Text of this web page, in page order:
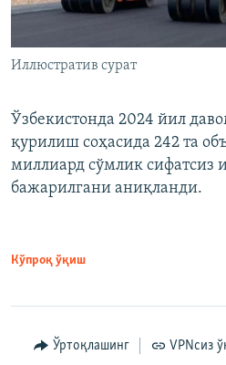
Иллюстратив сурат
Ўзбекистонда 2024 йил
қурилиш соҳасида 242 та
миллиард сўмлик сифатсиз
бажарилгани аниқланди.
Кўпроқ ўқиш
Ўртоқлашинг VPNсиз